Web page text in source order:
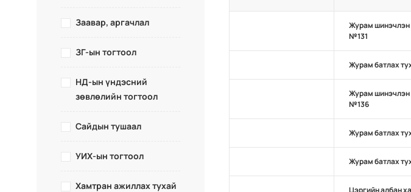
Заавар, аргачлал
ЗГ-ын тогтоол
НД-ын үндэсний
зөвлөлийн тогтоол
Сайдын тушаал
УИХ-ын тогтоол
Хамтран ажиллах тухай
Журам шинэчлэн
№131
Журам батлах
Журам шинэчлэн
№136
Журам батлах
Журам батлах
Цэргийн албан